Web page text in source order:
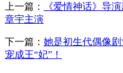
上一篇：
《爱情神话》导
章宇主演
下一篇： 她是初生代偶像
宠成王“妃”！